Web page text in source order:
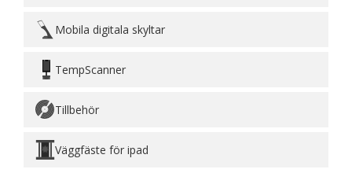
Mobila digitala skyltar
TempScanner
Tillbehör
Väggfäste för ipad